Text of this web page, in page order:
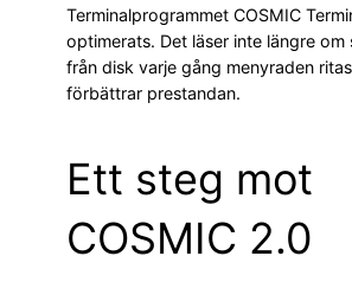
Terminalprogrammet COSMIC
optimerats. Det läser inte längre om
från disk varje gång menyraden
förbättrar prestandan.
Ett steg mot
COSMIC 2.0